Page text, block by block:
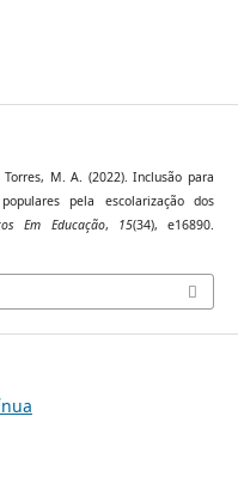
M. A. (2022). Inclusão para
pela escolarização dos
Em Educação, 15(34), e16890.